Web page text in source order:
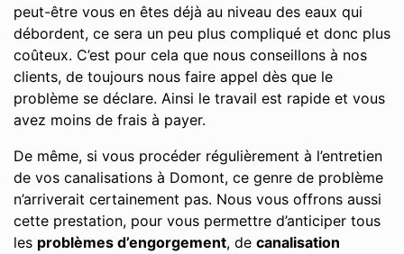
peut-être vous en êtes déjà au niveau des eaux qui
débordent, ce sera un peu plus compliqué et donc plus
coûteux. C’est pour cela que nous conseillons à nos
clients, de toujours nous faire appel dès que le
problème se déclare. Ainsi le travail est rapide et vous
avez moins de frais à payer.
De même, si vous procéder régulièrement à l’entretien
de vos canalisations à Domont, ce genre de problème
n’arriverait certainement pas. Nous vous offrons aussi
cette prestation, pour vous permettre d’anticiper tous
les problèmes d’engorgement, de canalisation